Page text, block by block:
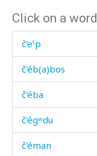
Click on a word
č'eˤp
č'éb(a)bos
č'éba
č'égʷdu
č'éman